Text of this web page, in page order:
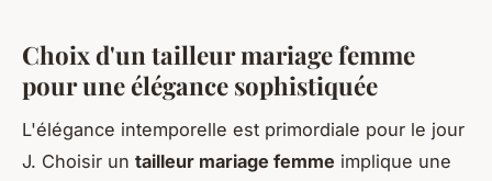
Choix d'un tailleur mariage femme
pour une élégance sophistiquée
L'élégance intemporelle est primordiale pour le jour
J. Choisir un tailleur mariage femme implique une